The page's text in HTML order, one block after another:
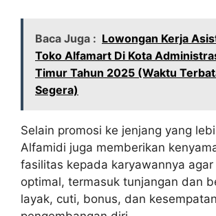
Baca Juga : Lowongan Kerja
Toko Alfamart Di Kota
Timur Tahun 2025 (Waktu
Segera)
Selain promosi ke jenjang yang
Alfamidi juga memberikan
fasilitas kepada karyawannya
optimal, termasuk tunjangan dan
layak, cuti, bonus, dan kesempatan